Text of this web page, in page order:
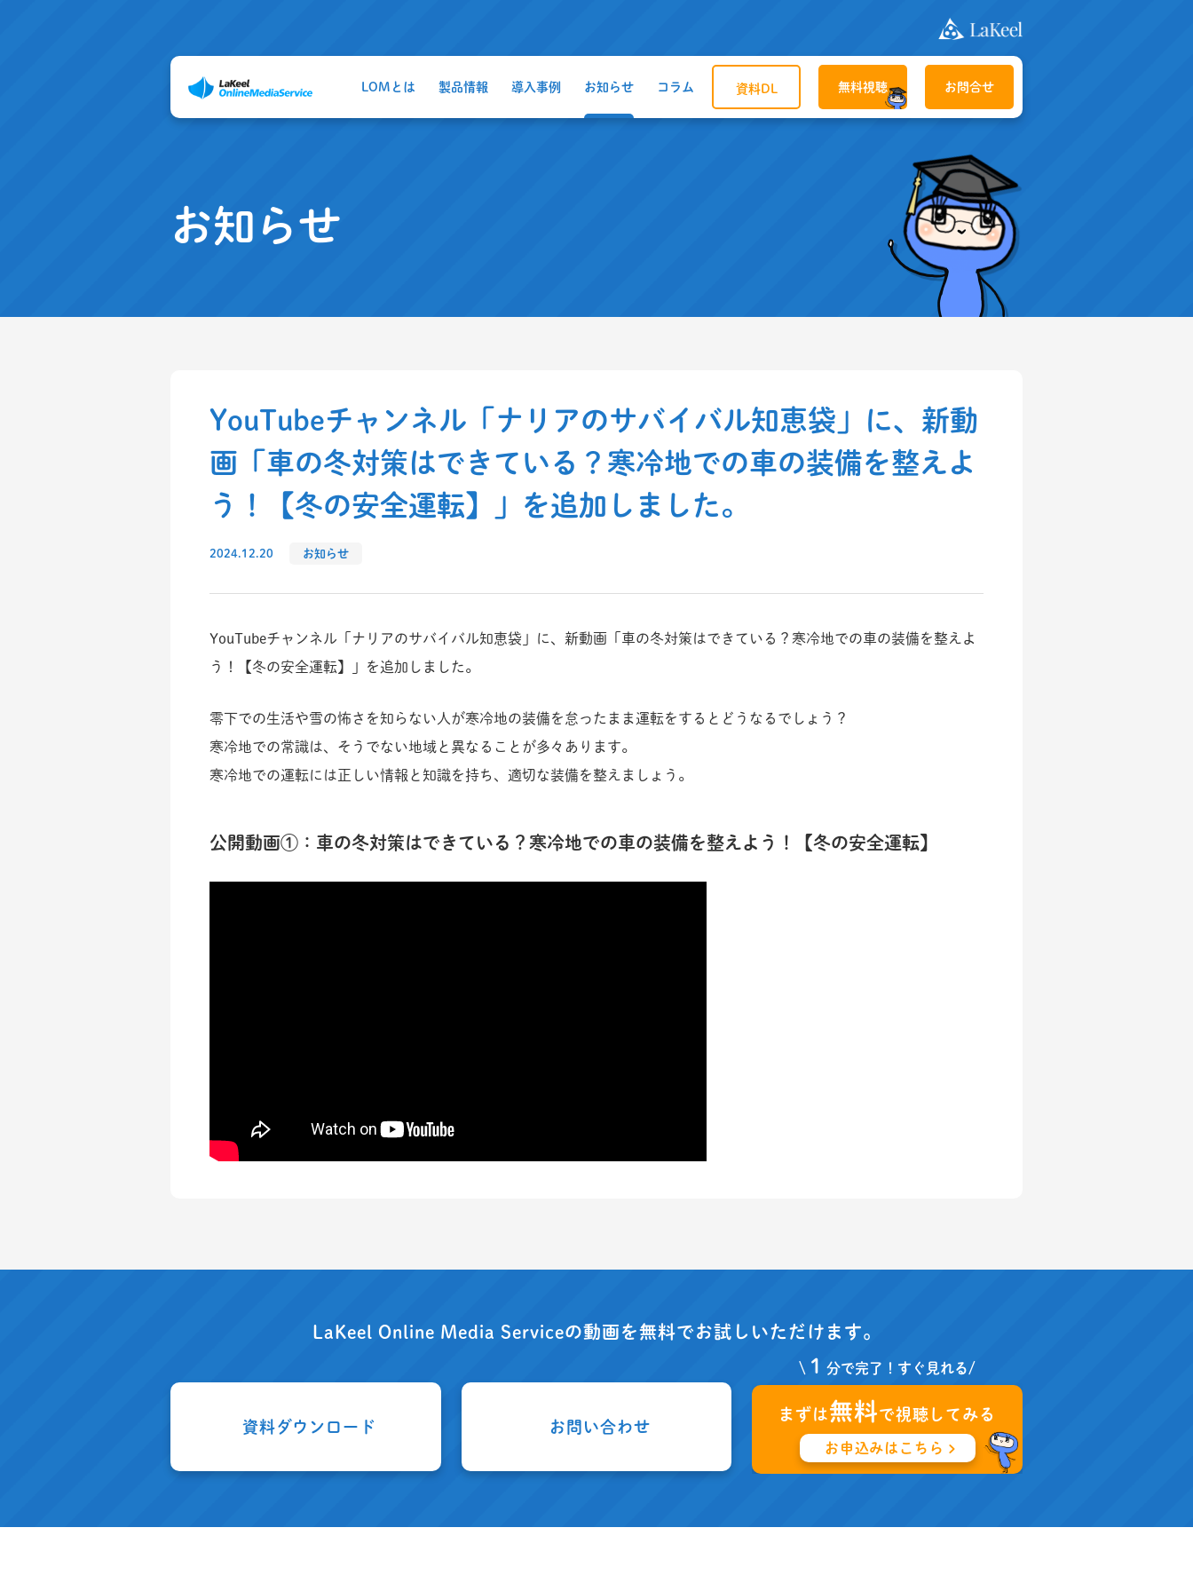
LOMとは 製品情報 導入事例 お知らせ コラム 資料DL 無料視聴 お問合せ
お知らせ
YouTubeチャンネル「ナリアのサバイバル知恵袋」に、新動
画「車の冬対策はできている？寒冷地での車の装備を整えよ
う！【冬の安全運転】」を追加しました。
2024.12.20 お知らせ
YouTubeチャンネル「ナリアのサバイバル知恵袋」に、新動画「車の冬対策はできている？寒冷地での車の装備を整えよ
う！【冬の安全運転】」を追加しました。
零下での生活や雪の怖さを知らない人が寒冷地の装備を怠ったまま運転をするとどうなるでしょう？
寒冷地での常識は、そうでない地域と異なることが多々あります。
寒冷地での運転には正しい情報と知識を持ち、適切な装備を整えましょう。
公開動画①：車の冬対策はできている？寒冷地での車の装備を整えよう！【冬の安全運転】
LaKeel Online Media Serviceの動画を無料でお試しいただけます。
資料ダウンロード お問い合わせ
\ １分で完了！すぐ見れる/
まずは無料で視聴してみる
お申込みはこちら